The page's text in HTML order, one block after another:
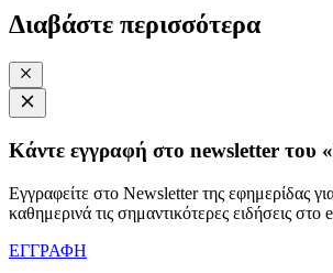
Διαβάστε περισσότερα
Κάντε εγγραφή στο newsletter του
Εγγραφείτε στο Newsletter της εφημερίδας
καθημερινά τις σημαντικότερες ειδήσεις στο
ΕΓΓΡΑΦΗ